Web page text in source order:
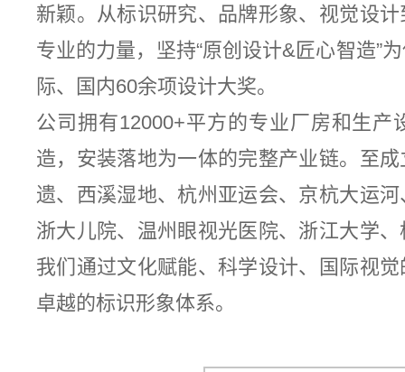
新颖。从标识研究、品牌形象、视觉设
专业的力量，坚持“原创设计&匠心智造”
际、国内60余项设计大奖。
公司拥有12000+平方的专业厂房和生产
造，安装落地为一体的完整产业链。至
遗、西溪湿地、杭州亚运会、京杭大运
浙大儿院、温州眼视光医院、浙江大学
我们通过文化赋能、科学设计、国际视
卓越的标识形象体系。